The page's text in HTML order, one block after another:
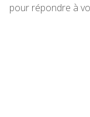
pour répondre à